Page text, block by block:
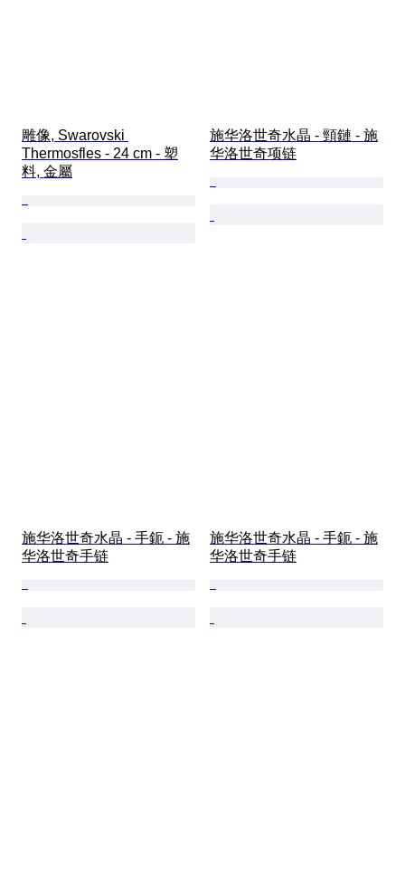
雕像, Swarovski
Thermosfles - 24 cm - 塑
料, 金屬
施华洛世奇水晶 - 頸鏈 - 施
华洛世奇项链
施华洛世奇水晶 - 手鈪 - 施
华洛世奇手链
施华洛世奇水晶 - 手鈪 - 施
华洛世奇手链